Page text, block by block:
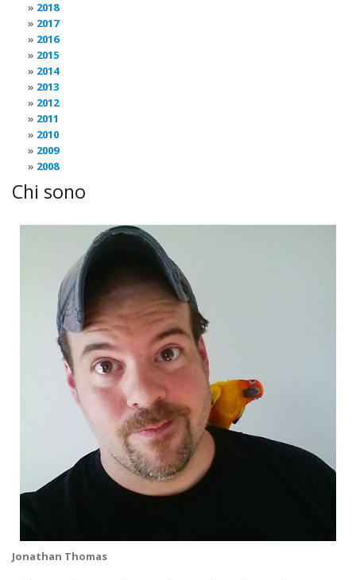
2018
2017
2016
2015
2014
2013
2012
2011
2010
2009
2008
Chi sono
Jonathan Thomas